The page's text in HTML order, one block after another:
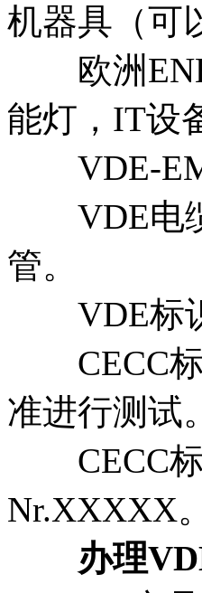
机器具（可
欧洲
能灯，IT设
VDE-
VDE电缆
管。
VDE标识
CECC标
准进行测试。
CECC标
Nr.XXXXX。
办理